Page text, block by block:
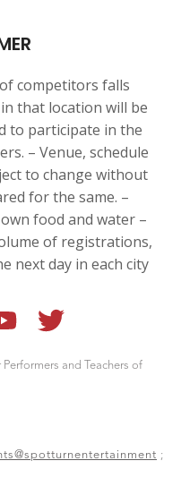
competitors falls
that location will be
to participate in the
– Venue, schedule
to change without
for the same. –
food and water –
of registrations,
next day in each city
and Teachers of
;